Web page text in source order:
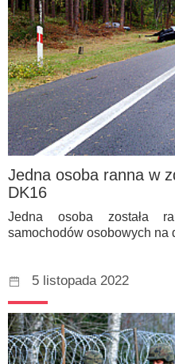
Jedna osoba ranna w
DK16
Jedna osoba została
samochodów osobowych
5 listopada 2022